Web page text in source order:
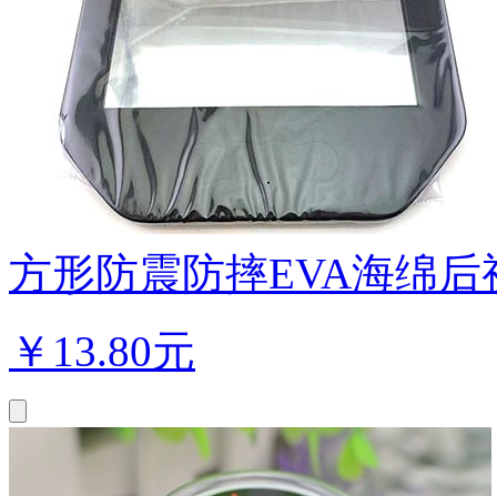
方形防震防摔EVA海绵
￥ 13.80元